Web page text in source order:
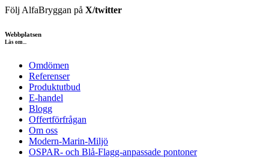
Följ AlfaBryggan på X/twitter
Webbplatsen
Läs om...
Omdömen
Referenser
Produktutbud
E-handel
Blogg
Offertförfrågan
Om oss
Modern-Marin-Miljö
OSPAR- och Blå-Flagg-anpassade pontoner